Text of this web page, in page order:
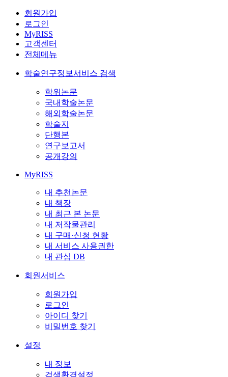
회원가입
로그인
MyRISS
고객센터
전체메뉴
학술연구정보서비스 검색
학위논문
국내학술논문
해외학술논문
학술지
단행본
연구보고서
공개강의
MyRISS
내 추천논문
내 책장
내 최근 본 논문
내 저작물관리
내 구매·신청 현황
내 서비스 사용권한
내 관심 DB
회원서비스
회원가입
로그인
아이디 찾기
비밀번호 찾기
설정
내 정보
검색환경설정